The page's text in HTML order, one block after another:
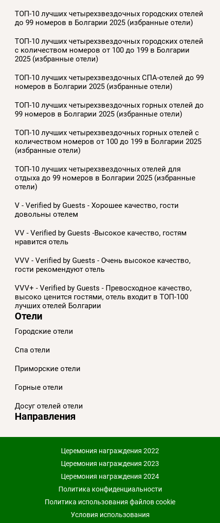
ТОП-10 лучших четырехзвездочных городских отелей
до 99 номеров в Болгарии 2025 (избранные отели)
ТОП-10 лучших четырехзвездочных городских отелей
с количеством номеров от 100 до 199 в Болгарии
2025 (избранные отели)
ТОП-10 лучших четырехзвездочных СПА-отелей до 99
номеров в Болгарии 2025 (избранные отели)
ТОП-10 лучших четырехзвездочных горных отелей до
99 номеров в Болгарии 2025 (избранные отели)
ТОП-10 лучших четырехзвездочных горных отелей с
количеством номеров от 100 до 199 в Болгарии 2025
(избранные отели)
ТОП-10 лучших четырехзвездочных отелей для
отдыха до 99 номеров в Болгарии 2025 (избранные
отели)
V - Verified by Guests - Хорошее качество, гости
довольны отелем
VV - Verified by Guests -Высокое качество, гостям
нравится отель
VVV - Verified by Guests - Очень высокое качество,
гости рекомендуют отель
VVV+ - Verified by Guests - Превосходное качество,
высоко ценится гостями, отель входит в ТОП-100
лучших отелей Болгарии
Отели
Городские отели
Спа отели
Приморскиe отели
Горные отели
Досуг отелей отели
Направления
Церемония награждения 2022
Церемония награждения 2023
Церемония награждения 2024
Политика конфиденциальности
Политика использования файлов cookie
Условия использования